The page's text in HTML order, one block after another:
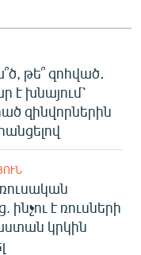
թե՞ զոհված․
է խնայում՝
զինվորներին
է ռուսների
կրկին